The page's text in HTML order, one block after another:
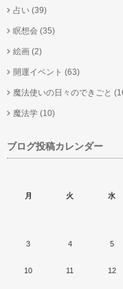
占い (39)
瞑想会 (35)
絵画 (2)
開運イベント (63)
魔法使いの日々のできごと
魔法学 (10)
ブログ投稿カレンダー
月 火 水
3 4 5
10 11 12